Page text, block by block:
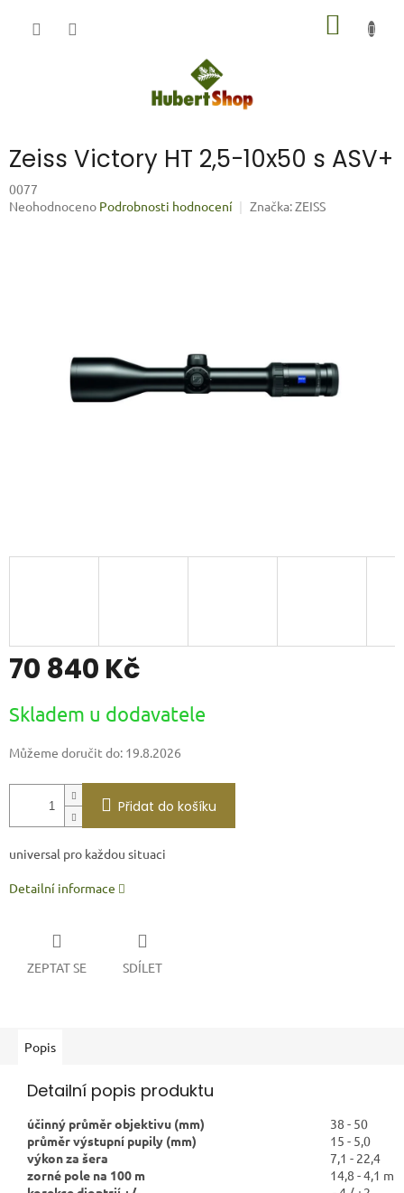
Zeiss Victory HT 2,5-10x50 s ASV+
0077
Průměrné
Neohodnoceno Podrobnosti hodnocení Značka:ZEISS
70 840 Kč
cena:
Skladem u dodavatele
Můžeme doručit do: 19.8.2026
Přidat do košíku
universal pro každou situaci
Detailní informace
ZEPTAT SE SDÍLET
Popis
Detailní popis produktu
účinný průměr objektivu (mm)
38 - 50
průměr výstupní pupily (mm)
15 - 5,0
výkon za šera
7,1 - 22,4
zorné pole na 100 m
14,8 - 4,1 m